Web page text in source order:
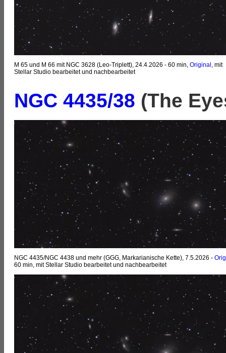
M 65 und M 66 mit NGC 3628 (Leo-Triplett), 24.4.2026 - 60 min, Original , mit
Stellar Studio bearbeitet und nachbearbeitet
NGC 4435/38 (The
NGC 4435/NGC 4438 und mehr (GGG, Markarianische Kette), 7.5.2026 -
60 min, mit Stellar Studio bearbeitet und nachbearbeitet